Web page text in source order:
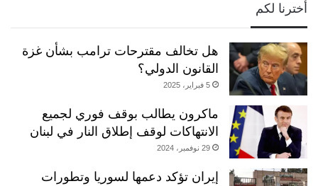
أخترنا لكم
هل تخالف مقترحات ترامب بشأن غزة
القانون الدولي؟
5 فبراير، 2025
ماكرون يطالب بوقف فوري لجميع
الانتهاكات لوقف إطلاق النار في لبنان
29 نوفمبر، 2024
إيران تؤكد دعمها لسوريا وتطورات